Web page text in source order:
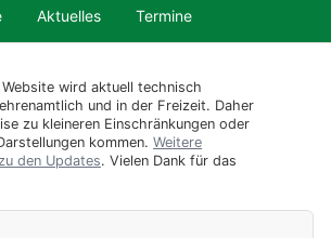
Aktuelles Termine
Website wird aktuell technisch
und in der Freizeit. Daher
zu kleineren Einschränkungen oder
kommen. Weitere
den Updates. Vielen Dank für das